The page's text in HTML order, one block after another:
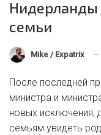
Нидерланды
семьи
Mike / Expatrix
После последней
министра и
новых
семьям увидеть